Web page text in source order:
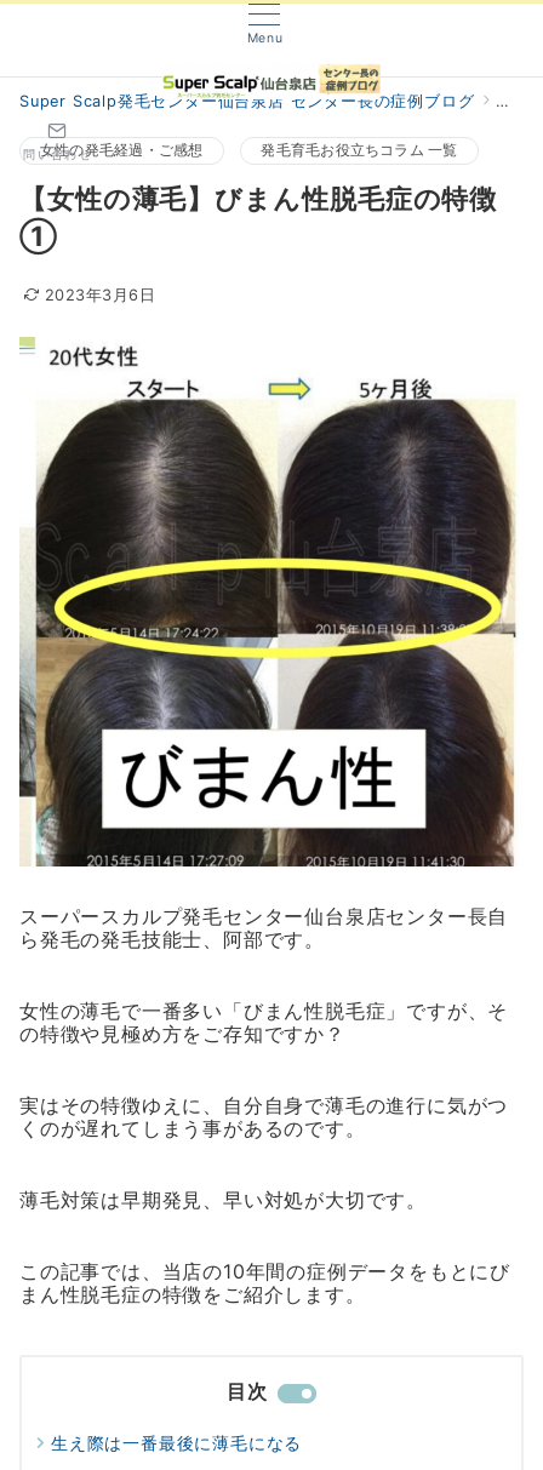
Menu
問い合わせ
Super Scalp発毛センター仙台泉店 センター長の症例ブログ 阿部
女性の発毛経過・ご感想 発毛育毛お役立ちコラム 一覧
【女性の薄毛】びまん性脱毛症の特徴
①
2023年3月6日
スーパースカルプ発毛センター仙台泉店センター長自
ら発毛の発毛技能士、阿部です。
女性の薄毛で一番多い「びまん性脱毛症」ですが、そ
の特徴や見極め方をご存知ですか？
実はその特徴ゆえに、自分自身で薄毛の進行に気がつ
くのが遅れてしまう事があるのです。
薄毛対策は早期発見、早い対処が大切です。
この記事では、当店の10年間の症例データをもとにび
まん性脱毛症の特徴をご紹介します。
目次
生え際は一番最後に薄毛になる